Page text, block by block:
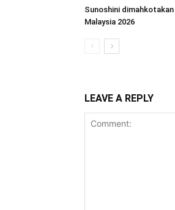
Sunoshini dimahkotakan
Malaysia 2026
LEAVE A REPLY